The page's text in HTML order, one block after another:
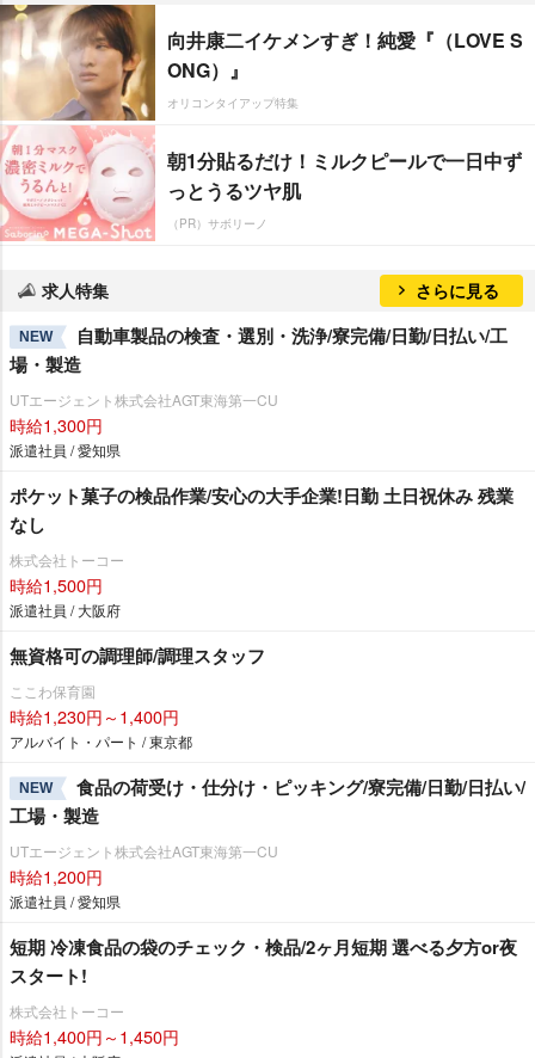
向井康二イケメンすぎ！純愛『（LOVE S
ONG）』
オリコンタイアップ特集
朝1分貼るだけ！ミルクピールで一日中ず
っとうるツヤ肌
（PR）サボリーノ
求人特集 さらに見る
NEW
自動車製品の検査・選別・洗浄/寮完備/日勤/日払い/工
場・製造
UTエージェント株式会社AGT東海第一CU
時給1,300円
派遣社員 / 愛知県
ポケット菓子の検品作業/安心の大手企業!日勤 土日祝休み 残業
なし
株式会社トーコー
時給1,500円
派遣社員 / 大阪府
無資格可の調理師/調理スタッフ
ここわ保育園
時給1,230円～1,400円
アルバイト・パート / 東京都
NEW
食品の荷受け・仕分け・ピッキング/寮完備/日勤/日払い/
工場・製造
UTエージェント株式会社AGT東海第一CU
時給1,200円
派遣社員 / 愛知県
短期 冷凍食品の袋のチェック・検品/2ヶ月短期 選べる夕方or夜
スタート!
株式会社トーコー
時給1,400円～1,450円